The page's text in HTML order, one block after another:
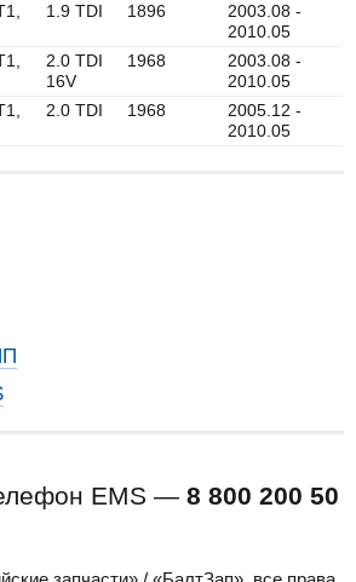
1.9 TDI 1896
2003.08 -
2010.05
2.0 TDI
16V
1968
2003.08 -
2010.05
2.0 TDI 1968
2005.12 -
2010.05
EMS — 8 800 200 50